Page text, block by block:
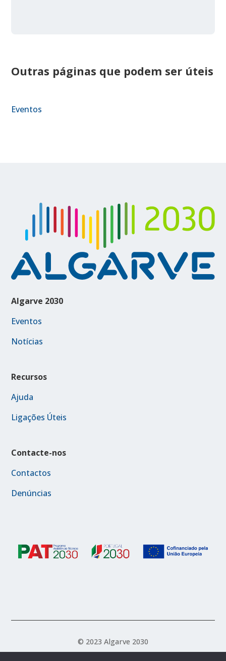
Outras páginas que podem ser úteis
Eventos
Algarve 2030
Eventos
Notícias
Recursos
Ajuda
Ligações Úteis
Contacte-nos
Contactos
Denúncias
© 2023 Algarve 2030